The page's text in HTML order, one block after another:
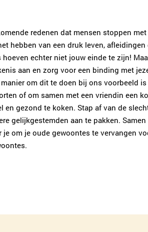
redenen dat mensen stoppen
hebben van een druk leven, afleidingen
echter niet jouw einde te zijn!
aan en zorg voor een binding met
om dit te doen bij ons voorbeeld is
of om samen met een vriendin een
en gezond te koken. Stap af van de
gelijkgestemden aan te pakken.
je om je oude gewoontes te vervangen